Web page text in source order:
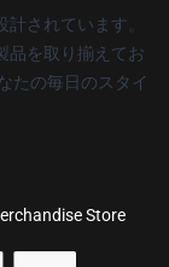
されています。
品を取り揃えてお
たの毎日のスタイ
Store